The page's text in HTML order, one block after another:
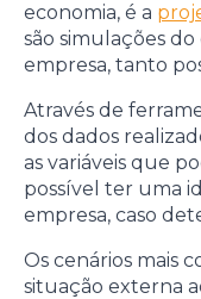
economia, é a
são simulações
empresa, tanto
Através de
dos dados
as variáveis que
possível ter uma
empresa, caso
Os cenários mais
situação externa